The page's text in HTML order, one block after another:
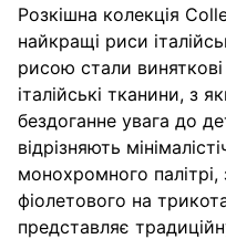
Розкішна колекція
найкращі риси
рисою стали
італійські тканини, з
бездоганне увага до
відрізняють
монохромного палітрі,
фіолетового на
представляє